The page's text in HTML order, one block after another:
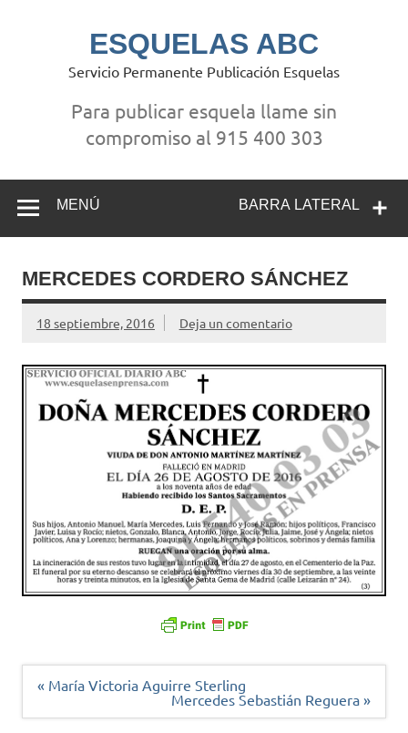
ESQUELAS ABC
Servicio Permanente Publicación Esquelas
Para publicar esquela llame sin
compromiso al 915 400 303
BARRA LATERAL
MENÚ
MERCEDES CORDERO SÁNCHEZ
18 septiembre, 2016 Deja un comentario
Navegación
« María Victoria Aguirre Sterling
Mercedes Sebastián Reguera »